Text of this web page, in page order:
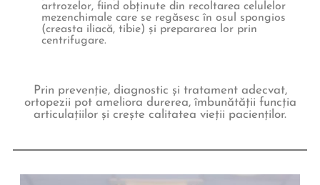
artrozelor, fiind obținute din recoltarea celulelor
mezenchimale care se regăsesc în osul spongios
(creasta iliacă, tibie) și prepararea lor prin
centrifugare.
Prin prevenție, diagnostic și tratament adecvat,
ortopezii pot ameliora durerea, îmbunătății funcția
articulațiilor și crește calitatea vieții pacienților.